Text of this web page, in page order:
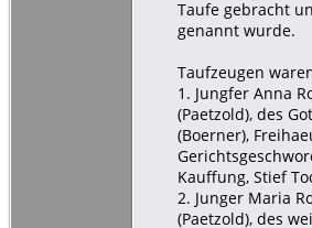
Taufe gebracht
genannt wurde.
Taufzeugen
1. Jungfer Anna
(Paetzold), des
(Boerner),
Kauffung, Stief
2. Junger Maria
(Paetzold), des